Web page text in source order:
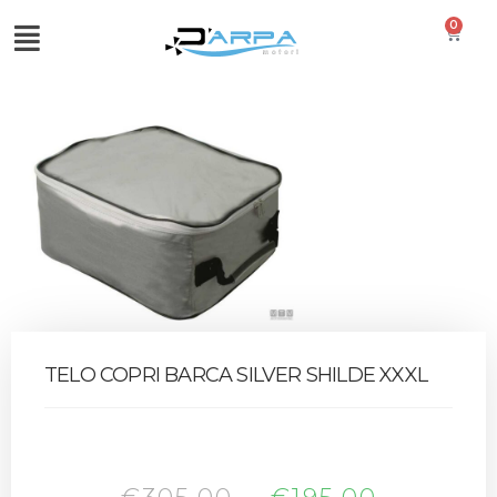
0
TELO COPRI BARCA SILVER SHILDE XXXL